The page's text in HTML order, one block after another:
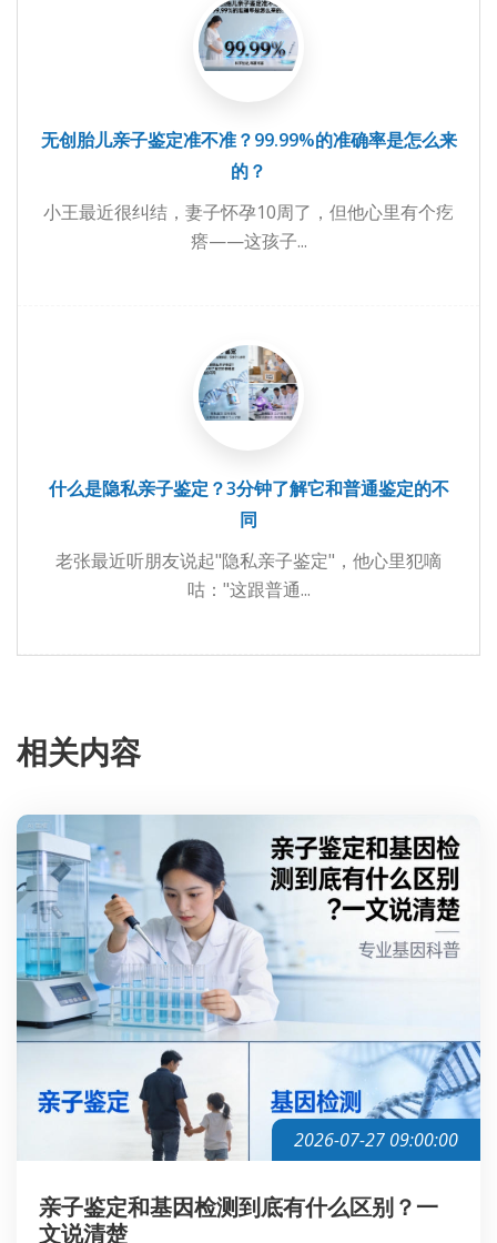
无创胎儿亲子鉴定准不准？99.99%的准确率是怎么来
的？
小王最近很纠结，妻子怀孕10周了，但他心里有个疙
瘩——这孩子...
什么是隐私亲子鉴定？3分钟了解它和普通鉴定的不
同
老张最近听朋友说起"隐私亲子鉴定"，他心里犯嘀
咕："这跟普通...
相关内容
2026-07-27 09:00:00
亲子鉴定和基因检测到底有什么区别？一
文说清楚